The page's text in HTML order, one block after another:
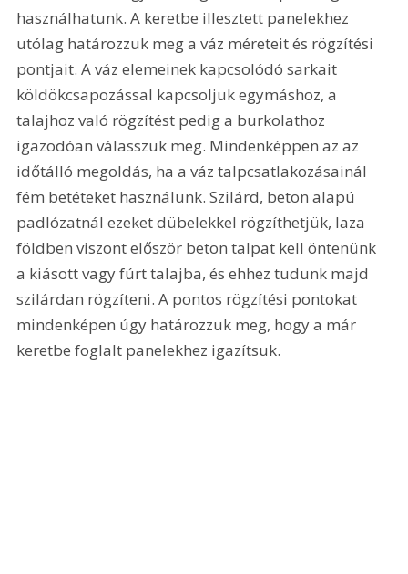
használhatunk. A keretbe illesztett panelekhez
utólag határozzuk meg a váz méreteit és rögzítési
pontjait. A váz elemeinek kapcsolódó sarkait
köldökcsapozással kapcsoljuk egymáshoz, a
talajhoz való rögzítést pedig a burkolathoz
igazodóan válasszuk meg. Mindenképpen az az
időtálló megoldás, ha a váz talpcsatlakozásainál
fém betéteket használunk. Szilárd, beton alapú
padlózatnál ezeket dübelekkel rögzíthetjük, laza
földben viszont először beton talpat kell öntenünk
a kiásott vagy fúrt talajba, és ehhez tudunk majd
szilárdan rögzíteni. A pontos rögzítési pontokat
mindenképen úgy határozzuk meg, hogy a már
keretbe foglalt panelekhez igazítsuk.